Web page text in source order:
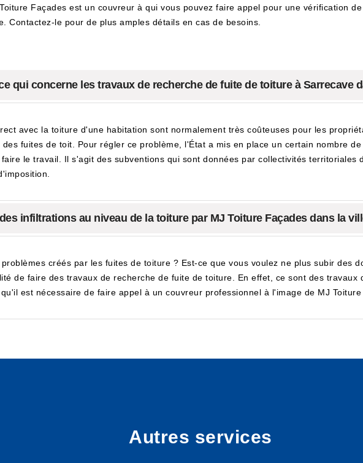
Façades est un couvreur à qui vous pouvez faire appel pour une vérification
Contactez-le pour de plus amples détails en cas de besoins.
qui concerne les travaux de recherche de fuite de toiture à Sarrecave
avec la toiture d'une habitation sont normalement très coûteuses pour les
fuites de toit. Pour régler ce problème, l'État a mis en place un certain nombre
le travail. Il s'agit des subventions qui sont données par collectivités territoriales
infiltrations au niveau de la toiture par MJ Toiture Façades dans la
créés par les fuites de toiture ? Est-ce que vous voulez ne plus subir des
de faire des travaux de recherche de fuite de toiture. En effet, ce sont des
est nécessaire de faire appel à un couvreur professionnel à l'image de MJ Toiture
Autres services